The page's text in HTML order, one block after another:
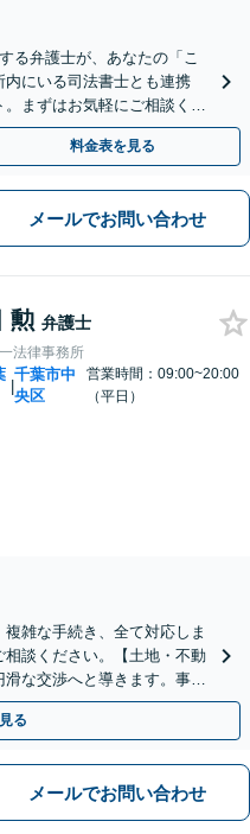
る弁護士が、あなたの「こ
にいる司法書士とも連携
まずはお気軽にご相談くだ
柔軟に対応】
料金表を見る
メールでお問い合わせ
勲 弁護士
法律事務所
|
千葉市中
央区
営業時間：09:00~20:00
（平日）
複雑な手続き、全て対応しま
談ください。【土地・不動
な交渉へと導きます。事業
近く】駐車場あり
る
メールでお問い合わせ